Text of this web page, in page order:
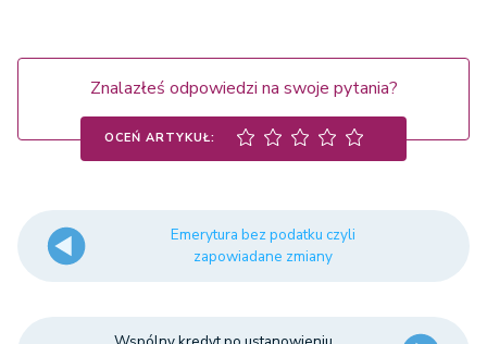
stanowi ułamek
głównego.
stanowi ułamek
wartości
świadczenia
głównego.
Znalazłeś odpowiedzi na swoje pytania?
OCEŃ ARTYKUŁ:
Emerytura bez podatku czyli
zapowiadane zmiany